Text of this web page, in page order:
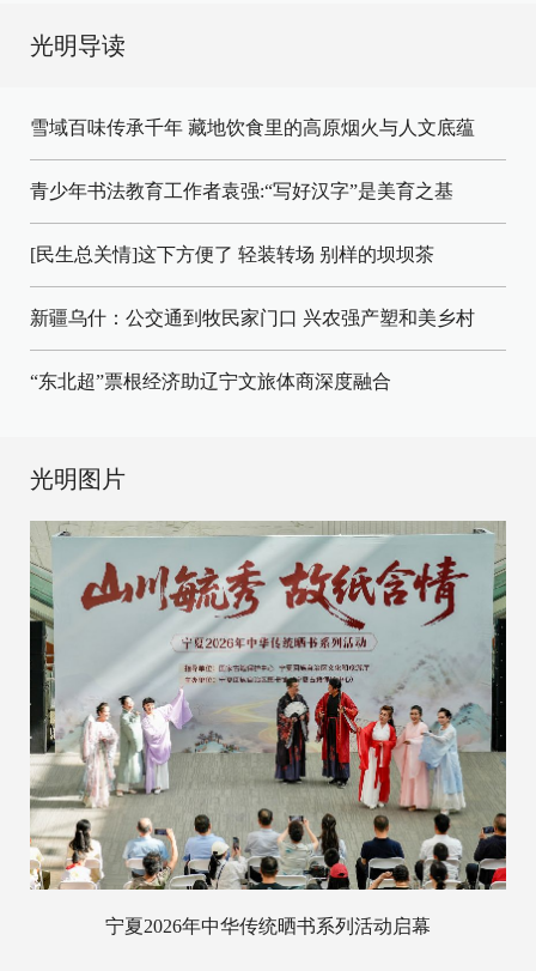
光明导读
雪域百味传承千年 藏地饮食里的高原烟火与人文底蕴
青少年书法教育工作者袁强:“写好汉字”是美育之基
[民生总关情]这下方便了 轻装转场 别样的坝坝茶
新疆乌什：公交通到牧民家门口 兴农强产塑和美乡村
“东北超”票根经济助辽宁文旅体商深度融合
光明图片
宁夏2026年中华传统晒书系列活动启幕